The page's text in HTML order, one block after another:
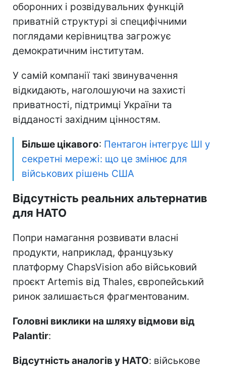
оборонних і розвідувальних функцій
приватній структурі зі специфічними
поглядами керівництва загрожує
демократичним інститутам.
У самій компанії такі звинувачення
відкидають, наголошуючи на захисті
приватності, підтримці України та
відданості західним цінностям.
Більше цікавого: Пентагон інтегрує ШІ у
секретні мережі: що це змінює для
військових рішень США
Відсутність реальних альтернатив
для НАТО
Попри намагання розвивати власні
продукти, наприклад, французьку
платформу ChapsVision або військовий
проєкт Artemis від Thales, європейський
ринок залишається фрагментованим.
Головні виклики на шляху відмови від
Palantir:
Відсутність аналогів у НАТО: військове